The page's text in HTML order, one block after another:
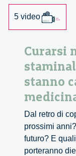
5 video
Curarsi
stanno
Dal retro di
prossimi
futuro? E
porteranno